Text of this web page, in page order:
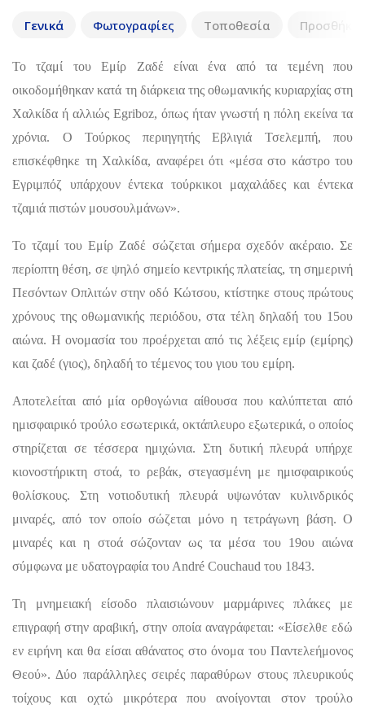
Γενικά Φωτογραφίες Τοποθεσία Προσθήκη
Το τζαμί του Εμίρ Ζαδέ είναι ένα από τα τεμένη που
οικοδομήθηκαν κατά τη διάρκεια της οθωμανικής κυριαρχίας στη
Χαλκίδα ή αλλιώς Egriboz, όπως ήταν γνωστή η πόλη εκείνα τα
χρόνια. Ο Τούρκος περιηγητής Εβλιγιά Τσελεμπή, που
επισκέφθηκε τη Χαλκίδα, αναφέρει ότι «μέσα στο κάστρο του
Εγριμπόζ υπάρχουν έντεκα τούρκικοι μαχαλάδες και έντεκα
τζαμιά πιστών μουσουλμάνων».
Το τζαμί του Εμίρ Ζαδέ σώζεται σήμερα σχεδόν ακέραιο. Σε
περίοπτη θέση, σε ψηλό σημείο κεντρικής πλατείας, τη σημερινή
Πεσόντων Οπλιτών στην οδό Κώτσου, κτίστηκε στους πρώτους
χρόνους της οθωμανικής περιόδου, στα τέλη δηλαδή του 15ου
αιώνα. Η ονομασία του προέρχεται από τις λέξεις εμίρ (εμίρης)
και ζαδέ (γιος), δηλαδή το τέμενος του γιου του εμίρη.
Αποτελείται από μία ορθογώνια αίθουσα που καλύπτεται από
ημισφαιρικό τρούλο εσωτερικά, οκτάπλευρο εξωτερικά, ο οποίος
στηρίζεται σε τέσσερα ημιχώνια. Στη δυτική πλευρά υπήρχε
κιονοστήρικτη στοά, το ρεβάκ, στεγασμένη με ημισφαιρικούς
θολίσκους. Στη νοτιοδυτική πλευρά υψωνόταν κυλινδρικός
μιναρές, από τον οποίο σώζεται μόνο η τετράγωνη βάση. Ο
μιναρές και η στοά σώζονταν ως τα μέσα του 19ου αιώνα
σύμφωνα με υδατογραφία του Αndré Couchaud του 1843.
Τη μνημειακή είσοδο πλαισιώνουν μαρμάρινες πλάκες με
επιγραφή στην αραβική, στην οποία αναγράφεται: «Είσελθε εδώ
εν ειρήνη και θα είσαι αθάνατος στο όνομα του Παντελεήμονος
Θεού». Δύο παράλληλες σειρές παραθύρων στους πλευρικούς
τοίχους και οχτώ μικρότερα που ανοίγονται στον τρούλο